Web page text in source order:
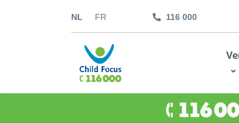
NL FR 116 000